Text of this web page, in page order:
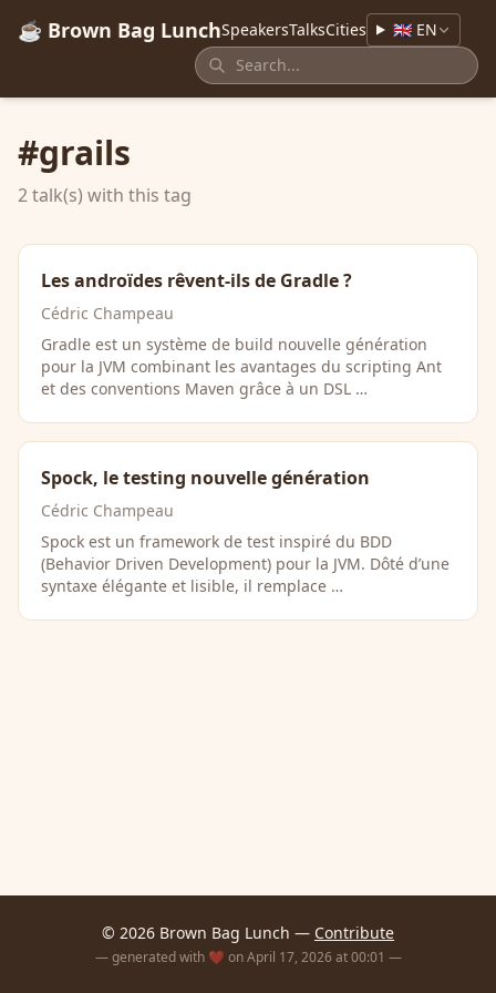
☕ Brown Bag LunchSpeakersTalksCities 🇬🇧 EN
#grails
2 talk(s) with this tag
Les androïdes rêvent-ils de Gradle ?
Cédric Champeau
Gradle est un système de build nouvelle génération
pour la JVM combinant les avantages du scripting Ant
et des conventions Maven grâce à un DSL …
Spock, le testing nouvelle génération
Cédric Champeau
Spock est un framework de test inspiré du BDD
(Behavior Driven Development) pour la JVM. Dôté d’une
syntaxe élégante et lisible, il remplace …
© 2026 Brown Bag Lunch — Contribute
— generated with ❤️ on April 17, 2026 at 00:01 —